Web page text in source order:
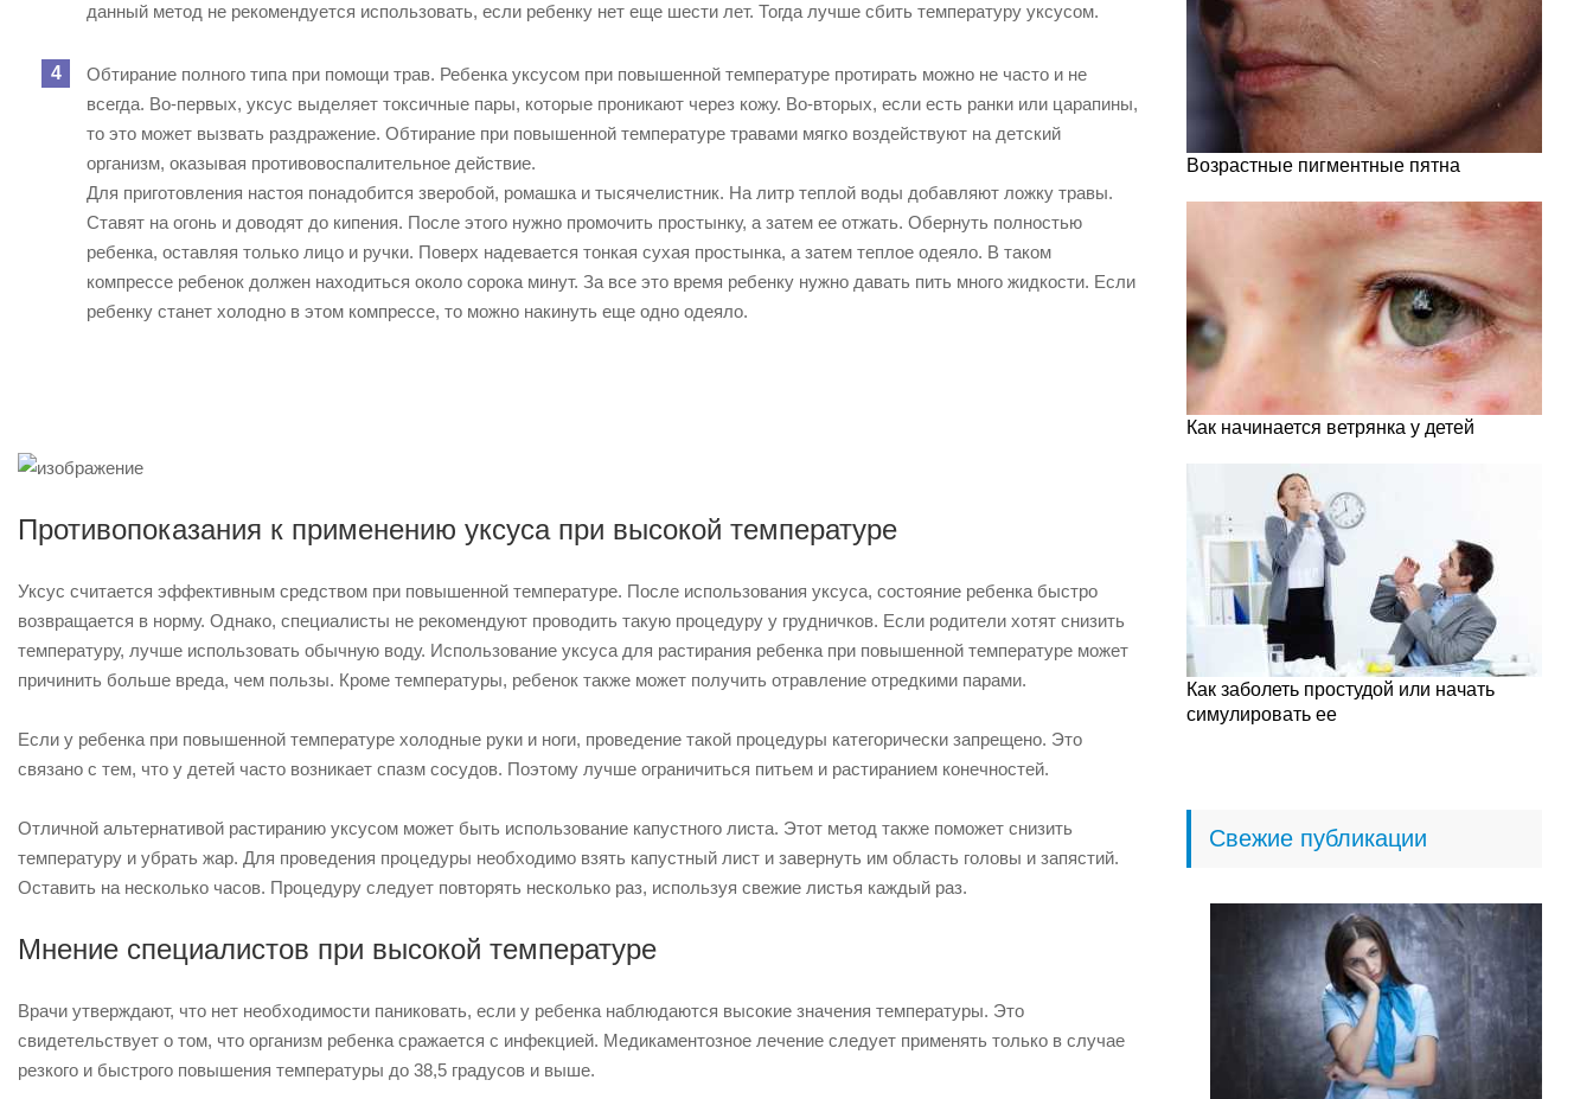
данный метод не рекомендуется использовать, если ребенку нет еще шести лет. Тогда лучше сбить температуру уксусом.
Обтирание полного типа при помощи трав. Ребенка уксусом при повышенной температуре протирать можно не часто и не
всегда. Во-первых, уксус выделяет токсичные пары, которые проникают через кожу. Во-вторых, если есть ранки или царапины,
то это может вызвать раздражение. Обтирание при повышенной температуре травами мягко воздействуют на детский
организм, оказывая противовоспалительное действие.
Для приготовления настоя понадобится зверобой, ромашка и тысячелистник. На литр теплой воды добавляют ложку травы.
Ставят на огонь и доводят до кипения. После этого нужно промочить простынку, а затем ее отжать. Обернуть полностью
ребенка, оставляя только лицо и ручки. Поверх надевается тонкая сухая простынка, а затем теплое одеяло. В таком
компрессе ребенок должен находиться около сорока минут. За все это время ребенку нужно давать пить много жидкости. Если
ребенку станет холодно в этом компрессе, то можно накинуть еще одно одеяло.
Противопоказания к применению уксуса при высокой температуре
Уксус считается эффективным средством при повышенной температуре. После использования уксуса, состояние ребенка быстро
возвращается в норму. Однако, специалисты не рекомендуют проводить такую процедуру у грудничков. Если родители хотят снизить
температуру, лучше использовать обычную воду. Использование уксуса для растирания ребенка при повышенной температуре может
причинить больше вреда, чем пользы. Кроме температуры, ребенок также может получить отравление отредкими парами.
Если у ребенка при повышенной температуре холодные руки и ноги, проведение такой процедуры категорически запрещено. Это
связано с тем, что у детей часто возникает спазм сосудов. Поэтому лучше ограничиться питьем и растиранием конечностей.
Отличной альтернативой растиранию уксусом может быть использование капустного листа. Этот метод также поможет снизить
температуру и убрать жар. Для проведения процедуры необходимо взять капустный лист и завернуть им область головы и запястий.
Оставить на несколько часов. Процедуру следует повторять несколько раз, используя свежие листья каждый раз.
Мнение специалистов при высокой температуре
Врачи утверждают, что нет необходимости паниковать, если у ребенка наблюдаются высокие значения температуры. Это
свидетельствует о том, что организм ребенка сражается с инфекцией. Медикаментозное лечение следует применять только в случае
резкого и быстрого повышения температуры до 38,5 градусов и выше.
Возрастные пигментные пятна
Как начинается ветрянка у детей
Как заболеть простудой или начать
симулировать ее
Свежие публикации